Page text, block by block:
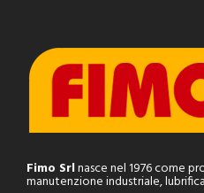
Fimo Srlnasce nel 1976 come
manutenzione industriale,